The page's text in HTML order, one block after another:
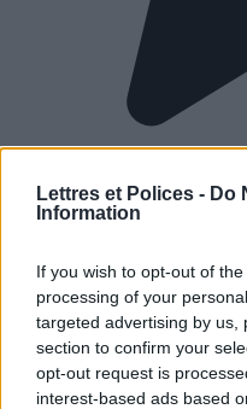
Lettres et Polices - Do
Information
If you wish to opt-out of
processing of your
targeted advertising by us,
section to confirm your
opt-out request is
interest-based ads based